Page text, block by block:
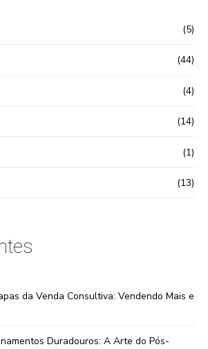
(5)
(44)
(4)
(14)
(1)
(13)
da Venda Consultiva: Vendendo Mais e
Duradouros: A Arte do Pós-